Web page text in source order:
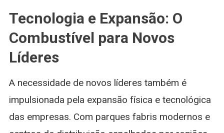
Tecnologia e Expansão: O
Combustível para Novos
Líderes
A necessidade de novos líderes também é
impulsionada pela expansão física e tecnológica
das empresas. Com parques fabris modernos e